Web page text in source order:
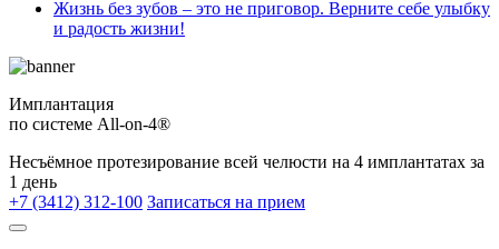
Жизнь без зубов – это не приговор. Верните себе улыбку
и радость жизни!
Имплантация
по системе All-on-4®
Несъёмное протезирование всей челюсти на 4 имплантатах за
1 день
+7 (3412) 312-100 Записаться на прием